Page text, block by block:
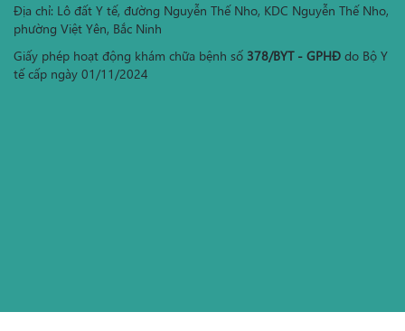
Địa chỉ: Lô đất Y tế, đường Nguyễn Thế Nho, KDC Nguyễn Thế Nho,
phường Việt Yên, Bắc Ninh
Giấy phép hoạt động khám chữa bệnh số 378/BYT - GPHĐ do Bộ Y
tế cấp ngày 01/11/2024